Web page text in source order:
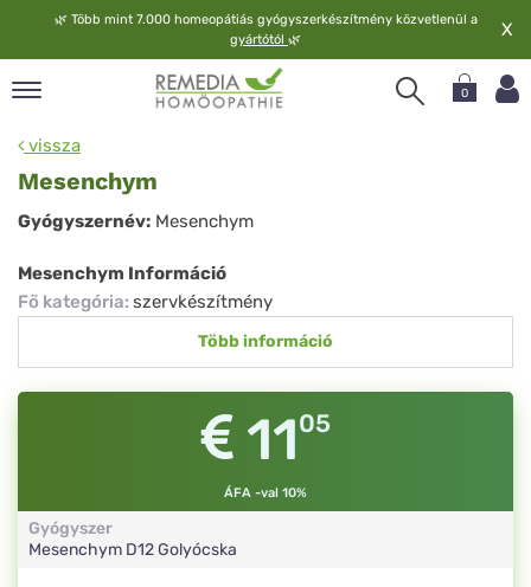
🌿 Több mint 7.000 homeopátiás gyógyszerkészítmény közvetlenül a
gyártótól 🌿 X
0
vissza
Mesenchym
Mesenchym
Gyógyszernév: Mesenchym
Mesenchym Információ
Fő kategória: szervkészítmény
Több információ
1105
ÁFA -val 10%
Gyógyszer
Mesenchym D12Golyócska